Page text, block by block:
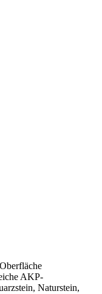
AKP-
Naturstein,